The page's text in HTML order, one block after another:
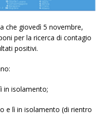
che giovedì 5 novembre,
per la ricerca di contagio
positivi.
in isolamento;
e lì in isolamento (di rientro